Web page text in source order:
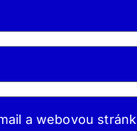
a webovou